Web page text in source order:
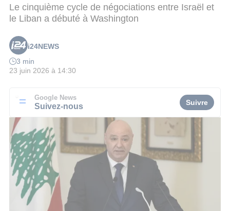
Le cinquième cycle de négociations entre Israël et
le Liban a débuté à Washington
i24NEWS
3 min
23 juin 2026 à 14:30
Google News
Suivez-nous Suivre